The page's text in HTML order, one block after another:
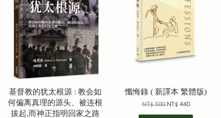
基督教的犹太根源 : 教会如
何偏离真理的源头、被连根
拔起,而神正指明回家之路
懺悔錄 ( 新譯本 繁體版)
NT$ 500NT$ 440